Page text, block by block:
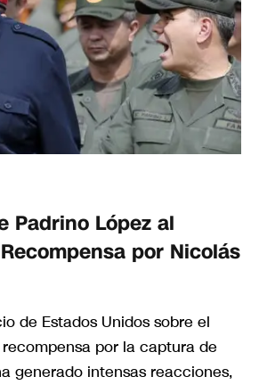
Padrino López al
por Nicolás
de Estados Unidos sobre el
por la captura de
generado intensas reacciones,